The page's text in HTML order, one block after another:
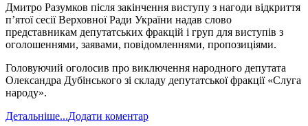
Дмитро Разумков після закінчення виступу з нагоди відкриття
п’ятої сесії Верховної Ради України надав слово
представникам депутатських фракцій і груп для виступів з
оголошеннями, заявами, повідомленнями, пропозиціями.
Головуючий оголосив про виключення народного депутата
Олександра Дубінського зі складу депутатської фракції «Слуга
народу».
Детальніше...Додати коментар